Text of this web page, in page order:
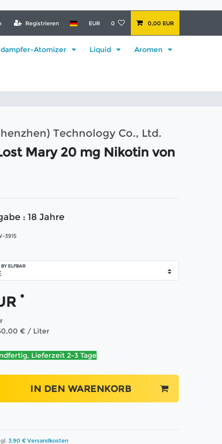
Registrieren EUR 0 0,00 EUR
Atomizer Liquid Aromen
Technology Co., Ltd.
Mary 20 mg Nikotin von
: 18 Jahre
3915
ELFBAR
*
€ / Liter
Lieferzeit 2-3 Tage
IN DEN WARENKORB
3,90 € Versandkosten